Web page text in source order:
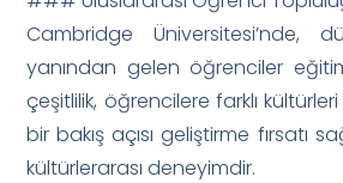
Cambridge Üniversitesi’nde,
yanından gelen öğrenciler
çeşitlilik, öğrencilere farklı
bir bakış açısı geliştirme fırsatı
kültürlerarası deneyimdir.